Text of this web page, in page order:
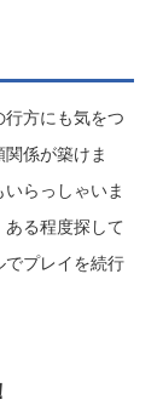
方にも気をつ
係が築けま
らっしゃいま
る程度探して
でプレイを続行